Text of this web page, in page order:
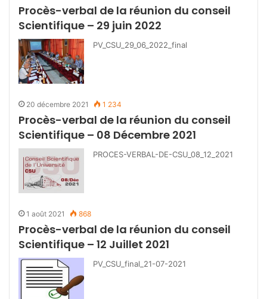
Procès-verbal de la réunion du conseil
Scientifique – 29 juin 2022
PV_CSU_29_06_2022_final
20 décembre 2021 1 234
Procès-verbal de la réunion du conseil
Scientifique – 08 Décembre 2021
PROCES-VERBAL-DE-CSU_08_12_2021
1 août 2021 868
Procès-verbal de la réunion du conseil
Scientifique – 12 Juillet 2021
PV_CSU_final_21-07-2021